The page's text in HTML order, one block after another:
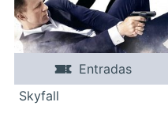
Entradas
Skyfall